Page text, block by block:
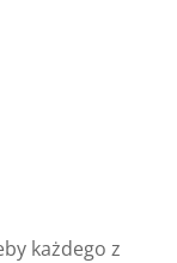
każdego z